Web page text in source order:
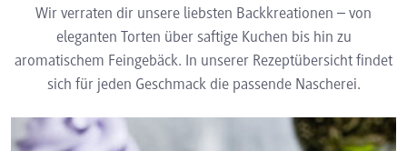
Wir verraten dir unsere liebsten Backkreationen – von
eleganten Torten über saftige Kuchen bis hin zu
aromatischem Feingebäck. In unserer Rezeptübersicht findet
sich für jeden Geschmack die passende Nascherei.